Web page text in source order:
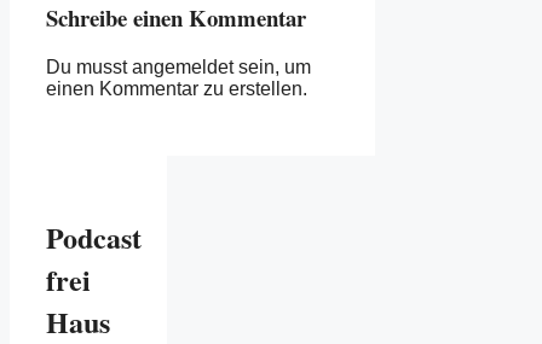
Schreibe einen Kommentar
Du musst angemeldet sein, um
einen Kommentar zu erstellen.
Podcast
frei
Haus